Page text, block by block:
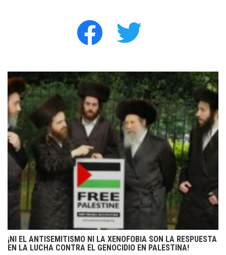
facebook twitter
¡NI EL ANTISEMITISMO NI LA XENOFOBIA SON LA RESPUESTA
EN LA LUCHA CONTRA EL GENOCIDIO EN PALESTINA!